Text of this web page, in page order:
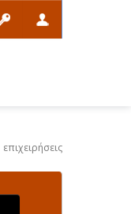
επιχειρήσεις